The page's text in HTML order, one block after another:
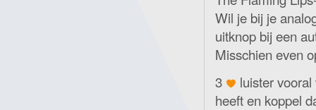
Wil je bij je
uitknop bij een
Misschien even
3
luister
heeft en koppel